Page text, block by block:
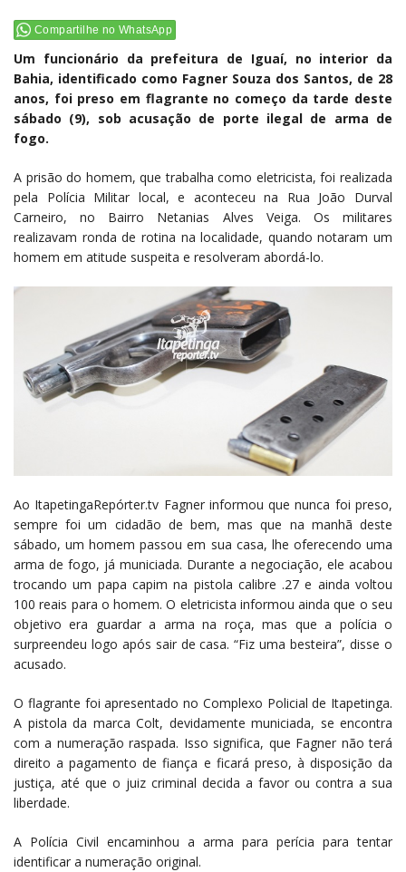
Compartilhe no WhatsApp
Um funcionário da prefeitura de Iguaí, no interior da
Bahia, identificado como Fagner Souza dos Santos, de 28
anos, foi preso em flagrante no começo da tarde deste
sábado (9), sob acusação de porte ilegal de arma de
fogo.
A prisão do homem, que trabalha como eletricista, foi realizada
pela Polícia Militar local, e aconteceu na Rua João Durval
Carneiro, no Bairro Netanias Alves Veiga. Os militares
realizavam ronda de rotina na localidade, quando notaram um
homem em atitude suspeita e resolveram abordá-lo.
Ao ItapetingaRepórter.tv Fagner informou que nunca foi preso,
sempre foi um cidadão de bem, mas que na manhã deste
sábado, um homem passou em sua casa, lhe oferecendo uma
arma de fogo, já municiada. Durante a negociação, ele acabou
trocando um papa capim na pistola calibre .27 e ainda voltou
100 reais para o homem. O eletricista informou ainda que o seu
objetivo era guardar a arma na roça, mas que a polícia o
surpreendeu logo após sair de casa. “Fiz uma besteira”, disse o
acusado.
O flagrante foi apresentado no Complexo Policial de Itapetinga.
A pistola da marca Colt, devidamente municiada, se encontra
com a numeração raspada. Isso significa, que Fagner não terá
direito a pagamento de fiança e ficará preso, à disposição da
justiça, até que o juiz criminal decida a favor ou contra a sua
liberdade.
A Polícia Civil encaminhou a arma para perícia para tentar
identificar a numeração original.